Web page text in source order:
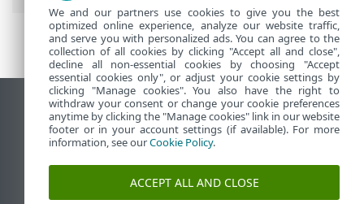
Vaata tavaarvutile mõeldud veebilehte
End of Life
ESET-i teabebaas
ESET-i foorum
ESET Status Portal
We and our partners use cookies to give you the best
optimized online experience, analyze our website traffic,
and serve you with personalized ads. You can agree to the
collection of all cookies by clicking "Accept all and close",
decline all non-essential cookies by choosing "Accept
essential cookies only", or adjust your cookie settings by
clicking "Manage cookies". You also have the right to
withdraw your consent or change your cookie preferences
anytime by clicking the "Manage cookies" link in our website
footer or in your account settings (if available). For more
information, see ourCookie Policy.
ACCEPT ALL AND CLOSE